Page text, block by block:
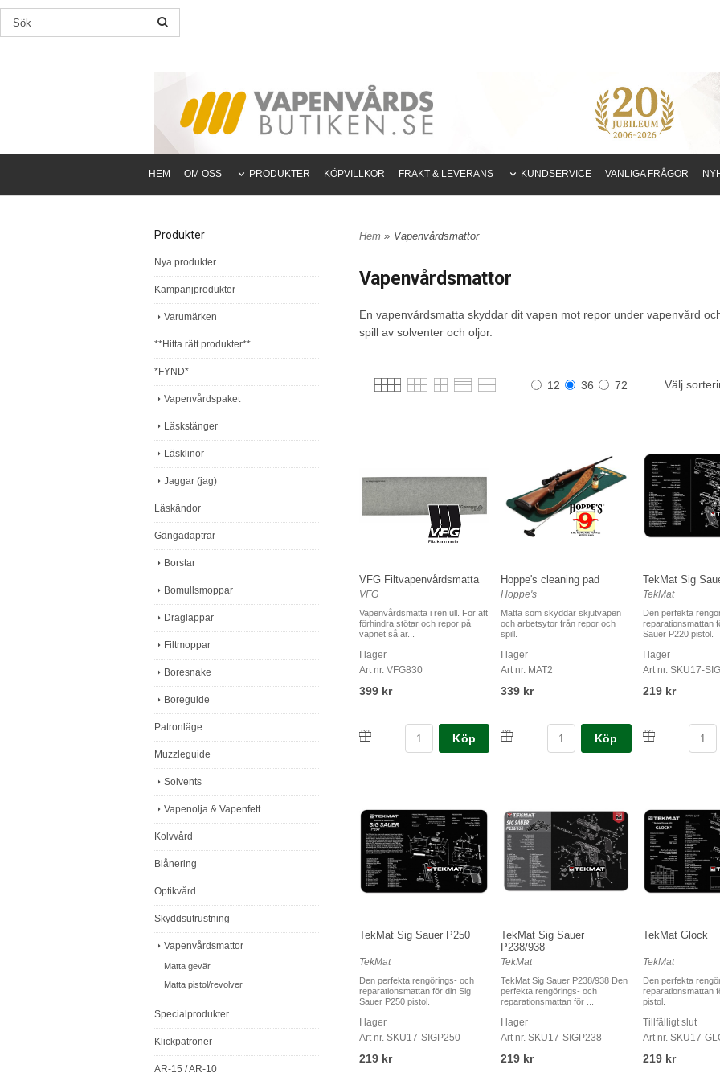
HEM OM OSS PRODUKTER KÖPVILLKOR FRAKT & LEVERANS KUNDSERVICE VANLIGA FRÅGOR
Produkter
Nya produkter
Kampanjprodukter
Varumärken
**Hitta rätt produkter**
*FYND*
Vapenvårdspaket
Läskstänger
Läsklinor
Jaggar (jag)
Läskändor
Gängadaptrar
Borstar
Bomullsmoppar
Draglappar
Filtmoppar
Boresnake
Boreguide
Patronläge
Muzzleguide
Solvents
Vapenolja & Vapenfett
Kolvvård
Blånering
Optikvård
Skyddsutrustning
Vapenvårdsmattor
Matta gevär
Matta pistol/revolver
Specialprodukter
Klickpatroner
AR-15 / AR-10
Hem » Vapenvårdsmattor
Vapenvårdsmattor
En vapenvårdsmatta skyddar dit vapen mot repor under vapenvård
spill av solventer och oljor.
12 36 72 Välj
VFG Filtvapenvårdsmatta
VFG
Vapenvårdsmatta i ren ull. För att
förhindra stötar och repor på
vapnet så är...
I lager
Art nr. VFG830
399 kr
Köp
Hoppe's cleaning pad
Hoppe's
Matta som skyddar skjutvapen
och arbetsytor från repor och
spill.
I lager
Art nr. MAT2
339 kr
Köp
TekMat Sig
TekMat
Den perfekta
reparationsmattan
Sauer P220 pistol.
I lager
Art nr. SKU17-
219 kr
TekMat Sig Sauer P250
TekMat
Den perfekta rengörings- och
reparationsmattan för din Sig
Sauer P250 pistol.
I lager
Art nr. SKU17-SIGP250
219 kr
TekMat Sig Sauer
P238/938
TekMat
TekMat Sig Sauer P238/938 Den
perfekta rengörings- och
reparationsmattan för ...
I lager
Art nr. SKU17-SIGP238
219 kr
TekMat Glock
TekMat
Den perfekta
reparationsmattan
pistol.
Tillfälligt slut
Art nr. SKU17-
219 kr